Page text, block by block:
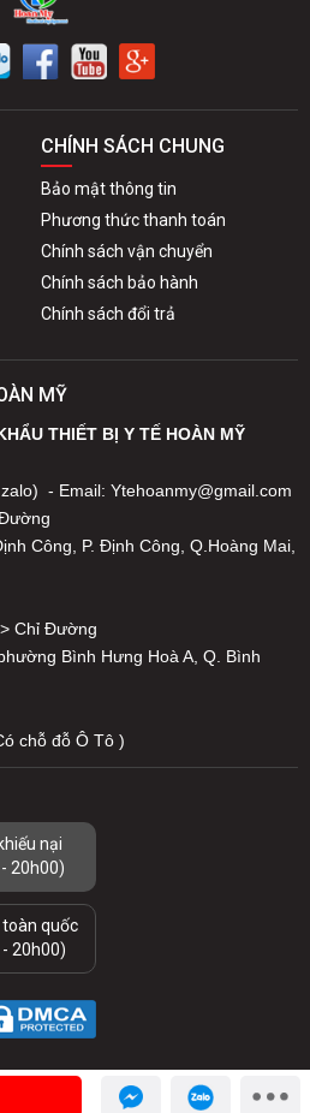
CHÍNH SÁCH CHUNG
Bảo mật thông tin
Phương thức thanh toán
Chính sách vận chuyển
Chính sách bảo hành
Chính sách đổi trả
MỸ
THIẾT BỊ Y TẾ HOÀN MỸ
- Email: Ytehoanmy@gmail.com
Công, P. Định Công, Q.Hoàng Mai,
Chỉ Đường
Bình Hưng Hoà A, Q. Bình
chỗ đỗ Ô Tô )
nại
20h00)
quốc
20h00)